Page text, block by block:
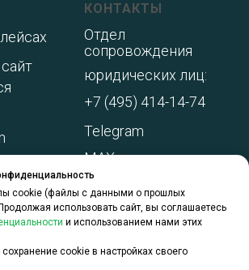
cookie (файлы с данными о прошлых
использовать сайт, вы соглашаетесь
и использованием нами этих
cookie в настройках своего
КОНТАКТЫ
Отдел
сопровождения
юридических лиц:
+7 (495) 414-14-74
Telegram
MAX